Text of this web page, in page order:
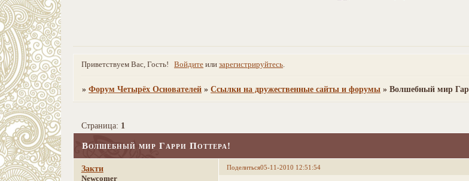
Приветствуем Вас, Гость! Войдите илизарегистрируйтесь.
»Форум Четырёх Основателей »Ссылки на дружественные сайты и форумы »Волшебный мир
Волшебный мир Гарри Поттера!
Страница: 1
Поделиться05-11-2010 12:51:54
Закти
Newcomer